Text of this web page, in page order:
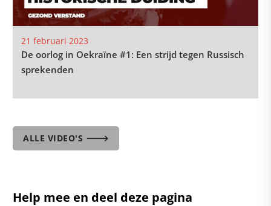
21 februari 2023
De oorlog in Oekraïne #1: Een strijd tegen Russisch
sprekenden
ALLE VIDEO'S 🡒
Help mee en deel deze pagina